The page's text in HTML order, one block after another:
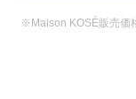
※Maison KOSÉ販売価